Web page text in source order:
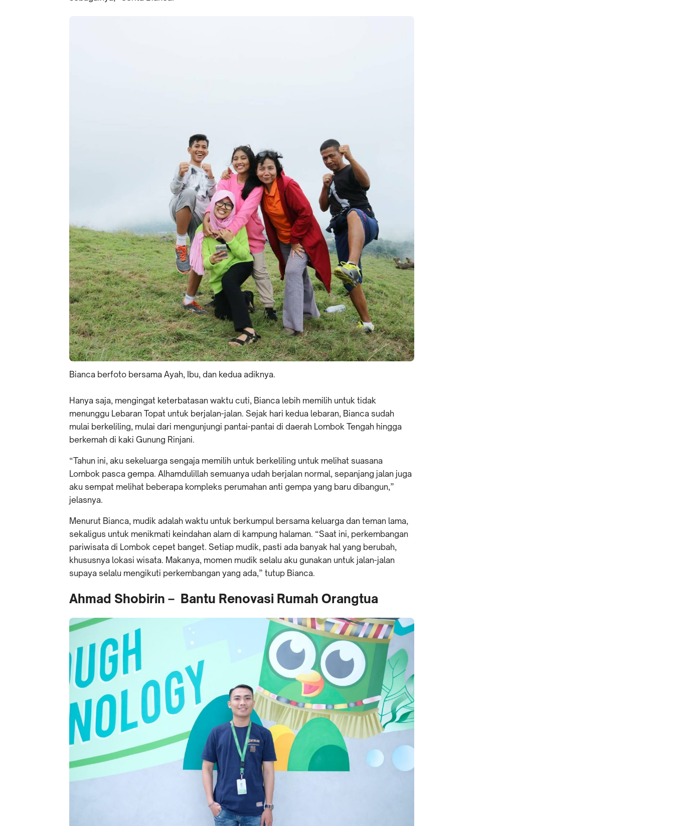
Bianca berfoto bersama Ayah, Ibu, dan kedua adiknya.
Hanya saja, mengingat keterbatasan waktu cuti, Bianca lebih memilih untuk tidak
menunggu Lebaran Topat untuk berjalan-jalan. Sejak hari kedua lebaran, Bianca sudah
mulai berkeliling, mulai dari mengunjungi pantai-pantai di daerah Lombok Tengah hingga
berkemah di kaki Gunung Rinjani.
“Tahun ini, aku sekeluarga sengaja memilih untuk berkeliling untuk melihat suasana
Lombok pasca gempa. Alhamdulillah semuanya udah berjalan normal, sepanjang jalan juga
aku sempat melihat beberapa kompleks perumahan anti gempa yang baru dibangun,”
jelasnya.
Menurut Bianca, mudik adalah waktu untuk berkumpul bersama keluarga dan teman lama,
sekaligus untuk menikmati keindahan alam di kampung halaman. “Saat ini, perkembangan
pariwisata di Lombok cepet banget. Setiap mudik, pasti ada banyak hal yang berubah,
khususnya lokasi wisata. Makanya, momen mudik selalu aku gunakan untuk jalan-jalan
supaya selalu mengikuti perkembangan yang ada,” tutup Bianca.
Ahmad Shobirin – Bantu Renovasi Rumah Orangtua